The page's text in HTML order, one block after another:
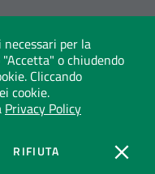
per la
o chiudendo
Cliccando
cookie.
Privacy Policy
COOKIES
RIFIUTACOOKIES
Mappa del sito